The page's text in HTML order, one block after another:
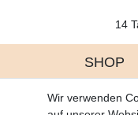
14
SHOP
Battrerie
Wir verwenden